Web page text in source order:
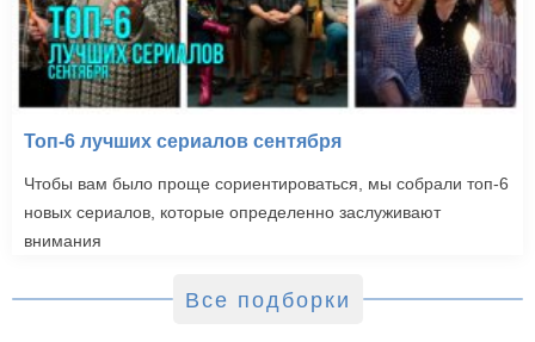
Топ-6 лучших сериалов сентября
Чтобы вам было проще сориентироваться, мы собрали топ-6
новых сериалов, которые определенно заслуживают
внимания
Все подборки